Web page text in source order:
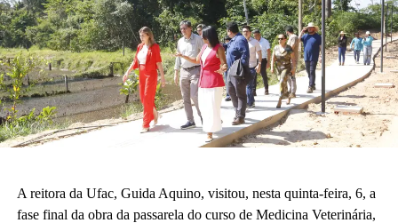
A vice-diretora do CAp, Alessandra Perez Lima, destacou a
relevância do novo espaço para a rotina pedagógica e acadêmica.
“Muito em breve vamos deixar de ser nômades e teremos o
nosso lugar. Eu olho para cada espaço aqui e já vejo essas
crianças correndo e sendo felizes.”
Também participaram da cerimônia o pró-reitor de Planejamento,
prefeito do campus, Artesson Cruz; além de professores, técnico-
administrativos, estudantes e representantes da construtora
A reitora da Ufac, Guida Aquino, visitou, nesta quinta-feira, 6, a
fase final da obra da passarela do curso de Medicina Veterinária,